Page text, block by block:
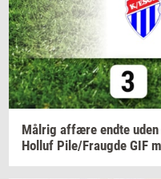
Må­l­rig af­fæ­re endte uden
Hol­luf Pile/Fraug­de GIF